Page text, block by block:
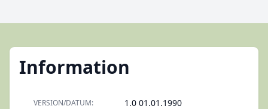
Information
VERSION/DATUM: 1.0 01.01.1990